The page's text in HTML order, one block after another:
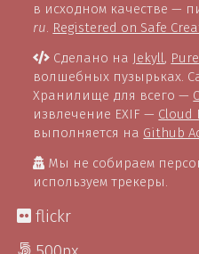
в исходном качестве —
ru. Registered on Safe
Сделано на Jekyll,
волшебных пузырьках.
Хранилище для всего —
извлечение EXIF — Cloud
выполняется на Github
Мы не собираем
используем трекеры.
flickr